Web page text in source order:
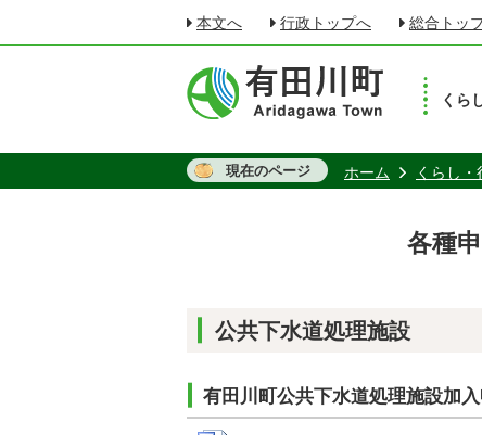
本文へ 行政トップへ 総合トッ
くら
現在のページ ホーム くらし・
各種
公共下水道処理施設
有田川町公共下水道処理施設加